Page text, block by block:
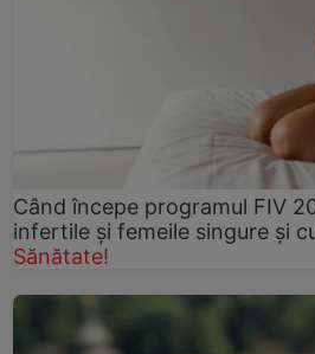
Când începe programul FIV
infertile şi femeile singure şi
Sănătate!